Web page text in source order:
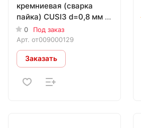
кремниевая (сварка
пайка) CUSI3 d=0,8 мм (в
катушке D200, 5 кг)
0
Под заказ
Арт. от009000129
Заказать